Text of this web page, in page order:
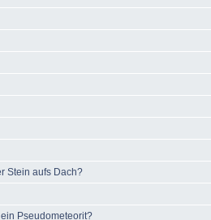
Stein aufs Dach?
Pseudometeorit?